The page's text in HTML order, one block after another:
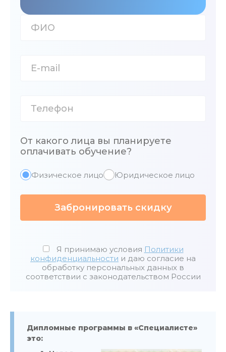
От какого лица вы планируете
оплачивать обучение?
Физическое лицо Юридическое лицо
Забронировать скидку
Я принимаю условия Политики
конфиденциальности и даю согласие на
обработку персональных данных в
соответствии с законодательством России
Дипломные программы в «Специалисте»
это: